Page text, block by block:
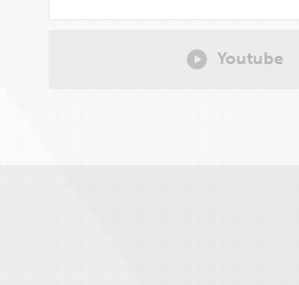
Youtube